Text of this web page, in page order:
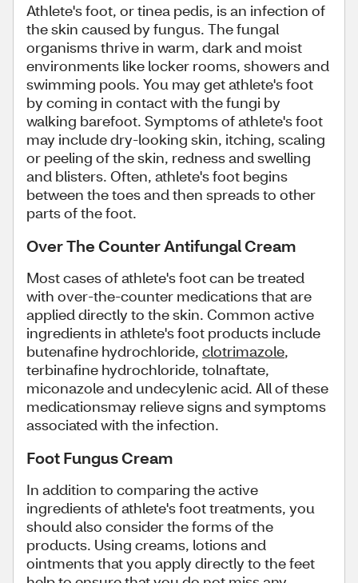
Athlete's foot, or tinea pedis, is an infection of
the skin caused by fungus. The fungal
organisms thrive in warm, dark and moist
environments like locker rooms, showers and
swimming pools. You may get athlete's foot
by coming in contact with the fungi by
walking barefoot. Symptoms of athlete's foot
may include dry-looking skin, itching, scaling
or peeling of the skin, redness and swelling
and blisters. Often, athlete's foot begins
between the toes and then spreads to other
parts of the foot.
Over The Counter Antifungal Cream
Most cases of athlete's foot can be treated
with over-the-counter medications that are
applied directly to the skin. Common active
ingredients in athlete's foot products include
butenafine hydrochloride, clotrimazole,
terbinafine hydrochloride, tolnaftate,
miconazole and undecylenic acid. All of these
medicationsmay relieve signs and symptoms
associated with the infection.
Foot Fungus Cream
In addition to comparing the active
ingredients of athlete's foot treatments, you
should also consider the forms of the
products. Using creams, lotions and
ointments that you apply directly to the feet